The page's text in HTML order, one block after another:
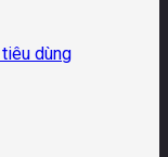
dùng